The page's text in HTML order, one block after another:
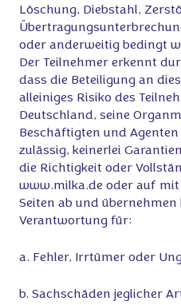
Löschung, Diebstahl,
oder anderweitig bedingt
Der Teilnehmer erkennt
dass die Beteiligung an
alleiniges Risiko des
Deutschland, seine
Beschäftigten und
zulässig, keinerlei
die Richtigkeit oder
www.milka.de oder auf mit
Seiten ab und
Verantwortung für:
a. Fehler, Irrtümer oder
b. Sachschäden jeglicher